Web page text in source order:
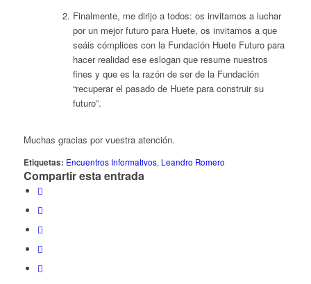
Finalmente, me dirijo a todos: os invitamos a luchar
por un mejor futuro para Huete, os invitamos a que
seáis cómplices con la Fundación Huete Futuro para
hacer realidad ese eslogan que resume nuestros
fines y que es la razón de ser de la Fundación
“recuperar el pasado de Huete para construir su
futuro”.
Muchas gracias por vuestra atención.
Etiquetas: Encuentros Informativos, Leandro Romero
Compartir esta entrada